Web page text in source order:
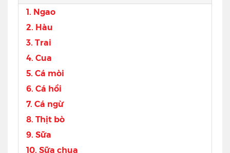
1. Ngao
2. Hàu
3. Trai
4. Cua
5. Cá mòi
6. Cá hồi
7. Cá ngừ
8. Thịt bò
9. Sữa
10. Sữa chua